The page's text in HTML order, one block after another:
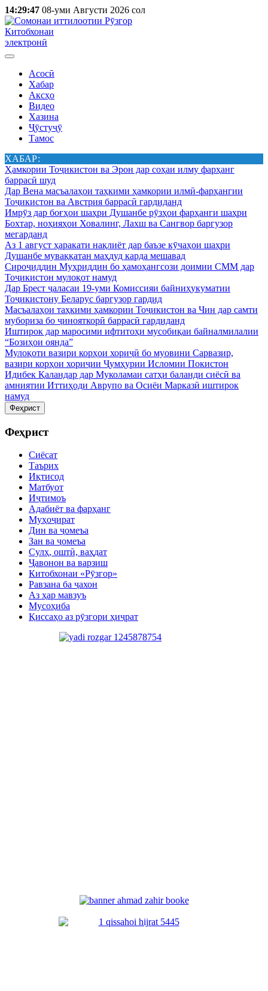
14:29:47 08-уми Августи 2026 сол
Китобхонаи
электронӣ
Асосӣ
Хабар
Аксҳо
Видео
Хазина
Ҷӯстуҷӯ
Тамос
ХАБАР:
Ҳамкории Тоҷикистон ва Эрон дар соҳаи илму фарҳанг
баррасӣ шуд
Дар Вена масъалаҳои таҳкими ҳамкории илмӣ-фарҳангии
Тоҷикистон ва Австрия баррасӣ гардиданд
Имрӯз дар боғҳои шаҳри Душанбе рӯзҳои фарҳанги шаҳри
Бохтар, ноҳияҳои Ховалинг, Лахш ва Сангвор баргузор
мегарданд
Аз 1 август ҳаракати нақлиёт дар баъзе кӯчаҳои шаҳри
Душанбе муваққатан маҳдуд карда мешавад
Сироҷиддин Муҳриддин бо ҳамоҳангсози доимии СММ дар
Тоҷикистон мулоқот намуд
Дар Брест ҷаласаи 19-уми Комиссияи байниҳукуматии
Тоҷикистону Беларус баргузор гардид
Масъалаҳои таҳкими ҳамкории Тоҷикистон ва Чин дар самти
мубориза бо ҷинояткорӣ баррасӣ гардиданд
Иштирок дар маросими ифтитоҳи мусобиқаи байналмилалии
“Бозиҳои оянда”
Мулоқоти вазири корҳои хориҷӣ бо муовини Сарвазир,
вазири корҳои хориҷии Ҷумҳурии Исломии Покистон
Идибек Қаландар дар Муколамаи сатҳи баланди сиёсӣ ва
амниятии Иттиҳоди Аврупо ва Осиёи Марказӣ иштирок
намуд
Феҳрист
Феҳрист
Сиёсат
Таърих
Иқтисод
Матбуот
Иҷтимоъ
Адабиёт ва фарҳанг
Муҳоҷират
Дин ва ҷомеъа
Зан ва ҷомеъа
Сулҳ, оштӣ, ваҳдат
Ҷавонон ва варзиш
Китобхонаи «Рӯзгор»
Равзана ба ҷахон
Аз ҳар мавзуъ
Мусоҳиба
Қиссаҳо аз рӯзгори ҳиҷрат